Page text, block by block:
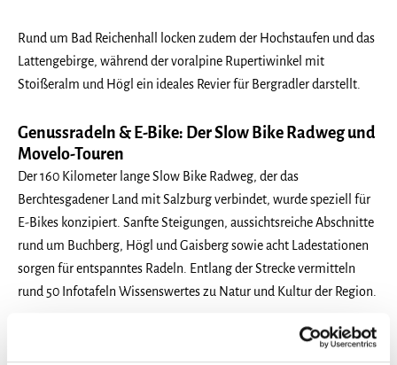
Rund um Bad Reichenhall locken zudem der Hochstaufen und das
Lattengebirge, während der voralpine Rupertiwinkel mit
Stoißeralm und Högl ein ideales Revier für Bergradler darstellt.
Genussradeln & E-Bike: Der Slow Bike Radweg und
Movelo-Touren
Der 160 Kilometer lange Slow Bike Radweg, der das
Berchtesgadener Land mit Salzburg verbindet, wurde speziell für
E-Bikes konzipiert. Sanfte Steigungen, aussichtsreiche Abschnitte
rund um Buchberg, Högl und Gaisberg sowie acht Ladestationen
sorgen für entspanntes Radeln. Entlang der Strecke vermitteln
rund 50 Infotafeln Wissenswertes zu Natur und Kultur der Region.
Mit einem Movelo E-Bike erweitern Sie Ihren Aktionsradius
zusätzlich: Auch Almen und Höhenwege, die sonst